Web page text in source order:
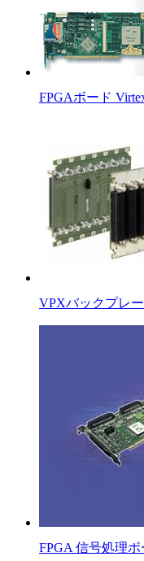
FPGAボード
VPXバックプレ
FPGA 信号処理